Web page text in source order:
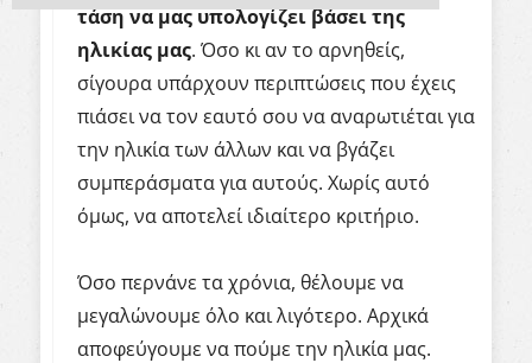
τάση να μας υπολογίζει βάσει της
ηλικίας μας. Όσο κι αν το αρνηθείς,
σίγουρα υπάρχουν περιπτώσεις που έχεις
πιάσει να τον εαυτό σου να αναρωτιέται για
την ηλικία των άλλων και να βγάζει
συμπεράσματα για αυτούς. Χωρίς αυτό
όμως, να αποτελεί ιδιαίτερο κριτήριο.
Όσο περνάνε τα χρόνια, θέλουμε να
μεγαλώνουμε όλο και λιγότερο. Αρχικά
αποφεύγουμε να πούμε την ηλικία μας.